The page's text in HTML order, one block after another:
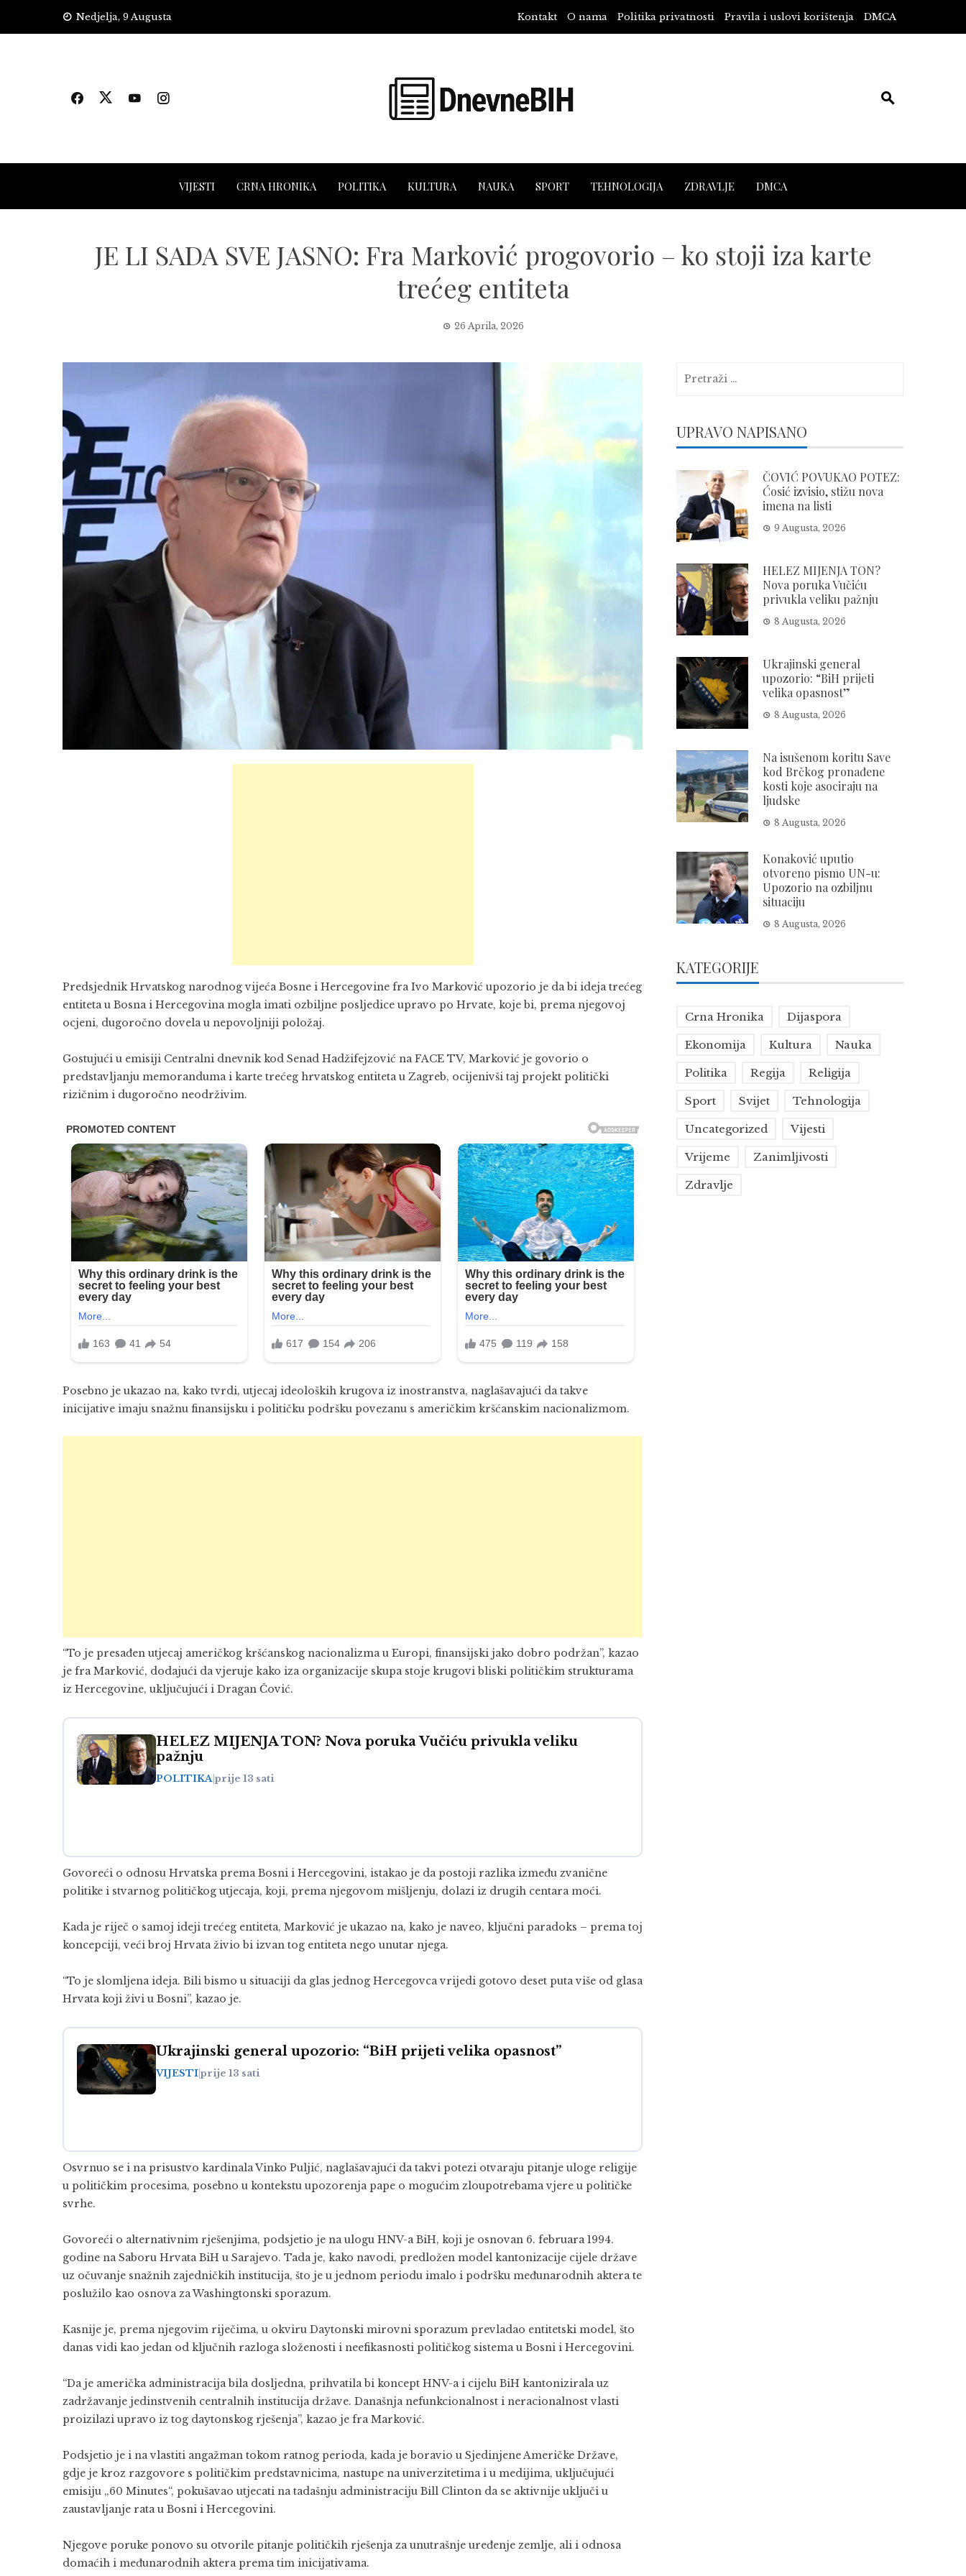
Nedjelja, 9 Augusta Kontakt O nama Politika privatnosti Pravila i uslovi korištenja DMCA
VIJESTI CRNA HRONIKA POLITIKA KULTURA NAUKA SPORT TEHNOLOGIJA ZDRAVLJE DMCA
JE LI SADA SVE JASNO: Fra Marković progovorio – ko stoji iza karte
trećeg entiteta
26 Aprila, 2026
PredsjednikHrvatskog narodnog vijeća Bosne i Hercegovine fra Ivo Marković upozorio je da bi ideja trećeg
entiteta u Bosna i Hercegovinamogla imati ozbiljne posljedice upravo po Hrvate, koje bi, prema njegovoj
ocjeni, dugoročno dovela u nepovoljniji položaj.
Gostujući u emisiji Centralni dnevnik kod Senad Hadžifejzović naFACE TV, Marković je govorio o
predstavljanju memoranduma i karte trećeg hrvatskog entiteta u Zagreb, ocijenivši taj projekt politički
rizičnim i dugoročno neodrživim.
Posebno je ukazao na, kako tvrdi, utjecaj ideoloških krugova iz inostranstva, naglašavajući da takve
inicijative imaju snažnu finansijsku i političku podršku povezanu s američkim kršćanskim nacionalizmom.
“To je presađen utjecaj američkog kršćanskog nacionalizma u Europi, finansijski jako dobro podržan”, kazao
je fra Marković, dodajući da vjeruje kako iza organizacije skupa stoje krugovi bliski političkim strukturama
iz Hercegovine, uključujući i Dragan Čović.
HELEZ MIJENJA TON? Nova poruka Vučiću privukla veliku
pažnju
POLITIKAprije 13 sati
Govoreći o odnosu Hrvatska prema Bosni i Hercegovini, istakao je da postoji razlika između zvanične
politike i stvarnog političkog utjecaja, koji, prema njegovom mišljenju, dolazi iz drugih centara moći.
Kada je riječ o samoj ideji trećeg entiteta, Marković je ukazao na, kako je naveo, ključni paradoks – prema toj
koncepciji, veći broj Hrvata živio bi izvan tog entiteta nego unutar njega.
“To je slomljena ideja. Bili bismo u situaciji da glas jednog Hercegovca vrijedi gotovo deset puta više od glasa
Hrvata koji živi u Bosni”, kazao je.
Ukrajinski general upozorio: “BiH prijeti velika opasnost”
VIJESTIprije 13 sati
Osvrnuo se i na prisustvo kardinalaVinko Puljić, naglašavajući da takvi potezi otvaraju pitanje uloge religije
u političkim procesima, posebno u kontekstu upozorenja pape o mogućim zloupotrebama vjere u političke
svrhe.
Govoreći o alternativnim rješenjima, podsjetio je na ulogu HNV-a BiH, koji je osnovan 6. februara 1994.
godine na Saboru Hrvata BiH u Sarajevo. Tada je, kako navodi, predložen model kantonizacije cijele države
uz očuvanje snažnih zajedničkih institucija, što je u jednom periodu imalo i podršku međunarodnih aktera te
poslužilo kao osnova zaWashingtonski sporazum.
Kasnije je, prema njegovim riječima, u okviru Daytonski mirovni sporazum prevladao entitetski model, što
danas vidi kao jedan od ključnih razloga složenosti i neefikasnosti političkog sistema u Bosni i Hercegovini.
“Da je američka administracija bila dosljedna, prihvatila bi koncept HNV-a i cijelu BiH kantonizirala uz
zadržavanje jedinstvenih centralnih institucija države. Današnja nefunkcionalnost i neracionalnost vlasti
proizilazi upravo iz tog daytonskog rješenja”, kazao je fra Marković.
Podsjetio je i na vlastiti angažman tokom ratnog perioda, kada je boravio u Sjedinjene Američke Države,
gdje je kroz razgovore s političkim predstavnicima, nastupe na univerzitetima i u medijima, uključujući
emisiju „60 Minutes“, pokušavao utjecati na tadašnju administraciju Bill Clinton da se aktivnije uključi u
zaustavljanje rata u Bosni i Hercegovini.
Njegove poruke ponovo su otvorile pitanje političkih rješenja za unutrašnje uređenje zemlje, ali i odnosa
domaćih i međunarodnih aktera prema tim inicijativama.
UPRAVO NAPISANO
ČOVIĆ POVUKAO POTEZ:
Ćosić izvisio, stižu nova
imena na listi
9 Augusta, 2026
HELEZ MIJENJA TON?
Nova poruka Vučiću
privukla veliku pažnju
8 Augusta, 2026
Ukrajinski general
upozorio: “BiH prijeti
velika opasnost”
8 Augusta, 2026
Na isušenom koritu Save
kod Brčkog pronađene
kosti koje asociraju na
ljudske
8 Augusta, 2026
Konaković uputio
otvoreno pismo UN-u:
Upozorio na ozbiljnu
situaciju
8 Augusta, 2026
KATEGORIJE
Crna Hronika Dijaspora
Ekonomija Kultura Nauka
Politika Regija Religija
Sport Svijet Tehnologija
Uncategorized Vijesti
Vrijeme Zanimljivosti
Zdravlje